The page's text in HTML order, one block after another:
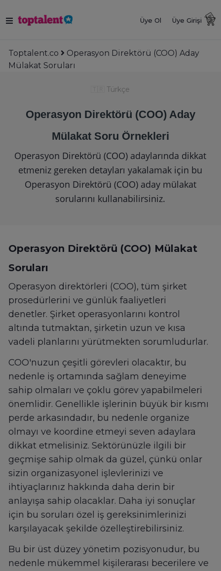
Üye Ol Üye Girişi
Toptalent.co
Operasyon Direktörü (COO) Aday
Mülakat Soruları
Türkçe
Operasyon Direktörü (COO) Aday
Mülakat Soru Örnekleri
Operasyon Direktörü (COO) adaylarında dikkat
etmeniz gereken detayları yakalamak için bu
Operasyon Direktörü (COO) aday mülakat
sorularını kullanabilirsiniz.
Operasyon Direktörü (COO) Mülakat
Soruları
Operasyon direktörleri (COO), tüm şirket
prosedürlerini ve günlük faaliyetleri
denetler. Şirket operasyonlarını kontrol
altında tutmaktan, şirketin uzun ve kısa
vadeli planlarını yürütmekten sorumludurlar.
COO'nuzun çeşitli görevleri olacaktır, bu
nedenle iş ortamında sağlam deneyime
sahip olmaları ve çoklu görev yapabilmeleri
önemlidir. Genellikle işlerinin büyük bir kısmı
perde arkasındadır, bu nedenle organize
olmayı ve koordine etmeyi seven adaylara
dikkat etmelisiniz. Sektörünüzle ilgili bir
geçmişe sahip olmak da güzel, çünkü onlar
sizin organizasyonel işlevlerinizi ve
ihtiyaçlarınız hakkında daha derin bir
anlayışa sahip olacaklar. Daha iyi sonuçlar
için bu soruları özel iş gereksinimlerinizi
karşılayacak şekilde özelleştirebilirsiniz.
Bu bir üst düzey yönetim pozisyonudur, bu
nedenle mükemmel kişilerarası becerilere ve